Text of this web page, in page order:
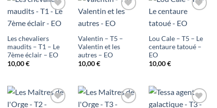
Ajouter
liste
d'envies
Les chevaliers
maudits – T1 – Le
7ème éclair – EO
10,00€
Ajouter
liste
d'envies
Valentin – T5 –
Valentin et les
autres – EO
10,00€
Ajouter
liste
Lou Cale – T5 – Le
centaure tatoué –
EO
10,00€